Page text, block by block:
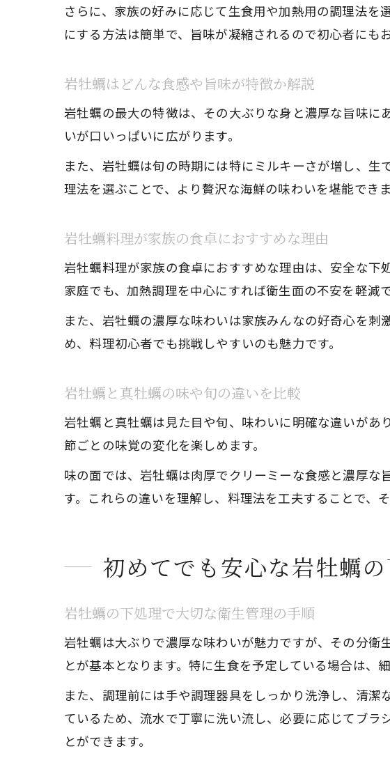
加熱
生でも加
岩牡
岩牡
岩牡蠣を
岩牡
冷凍や
岩牡
栄養や食
岩牡
岩牡
さらに、家族の好みに応じて生食用や加熱用の調理法
にする方法は簡単で、旨味が凝縮されるので初心者にもお
岩牡蠣はどんな食感や旨味が特徴か解説
岩牡蠣の最大の特徴は、その大ぶりな身と濃厚な旨味
いが口いっぱいに広がります。
また、岩牡蠣は旬の時期には特にミルキーさが増し、
理法を選ぶことで、より贅沢な海鮮の味わいを堪能できま
岩牡蠣料理が家族の食卓におすすめな理由
岩牡蠣料理が家族の食卓におすすめな理由は、安全な
家庭でも、加熱調理を中心にすれば衛生面の不安を軽減
また、岩牡蠣の濃厚な味わいは家族みんなの好奇心を
め、料理初心者でも挑戦しやすいのも魅力です。
岩牡蠣と真牡蠣の味や旬の違いを比較
岩牡蠣と真牡蠣は見た目や旬、味わいに明確な違いが
節ごとの味覚の変化を楽しめます。
味の面では、岩牡蠣は肉厚でクリーミーな食感と濃厚
す。これらの違いを理解し、料理法を工夫することで、
初めてでも安心な岩牡蠣
岩牡蠣の下処理で大切な衛生管理の手順
岩牡蠣は大ぶりで濃厚な味わいが魅力ですが、その分衛
とが基本となります。特に生食を予定している場合は、
また、調理前には手や調理器具をしっかり洗浄し、清
ているため、流水で丁寧に洗い流し、必要に応じてブラ
とができます。